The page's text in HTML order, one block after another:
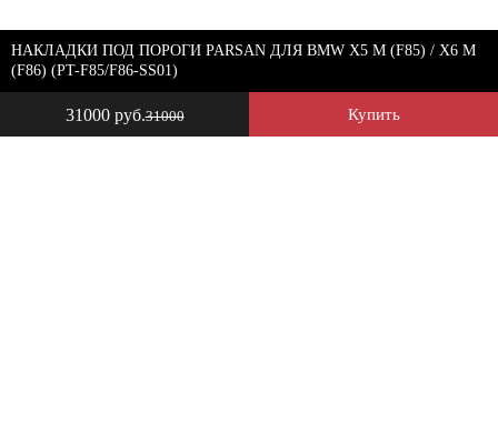
31000 руб.31000 Купить
НАКЛАДКИ ПОД ПОРОГИ PARSAN ДЛЯ BMW X5 M (F85) / X6 M
(F86) (PT-F85/F86-SS01)